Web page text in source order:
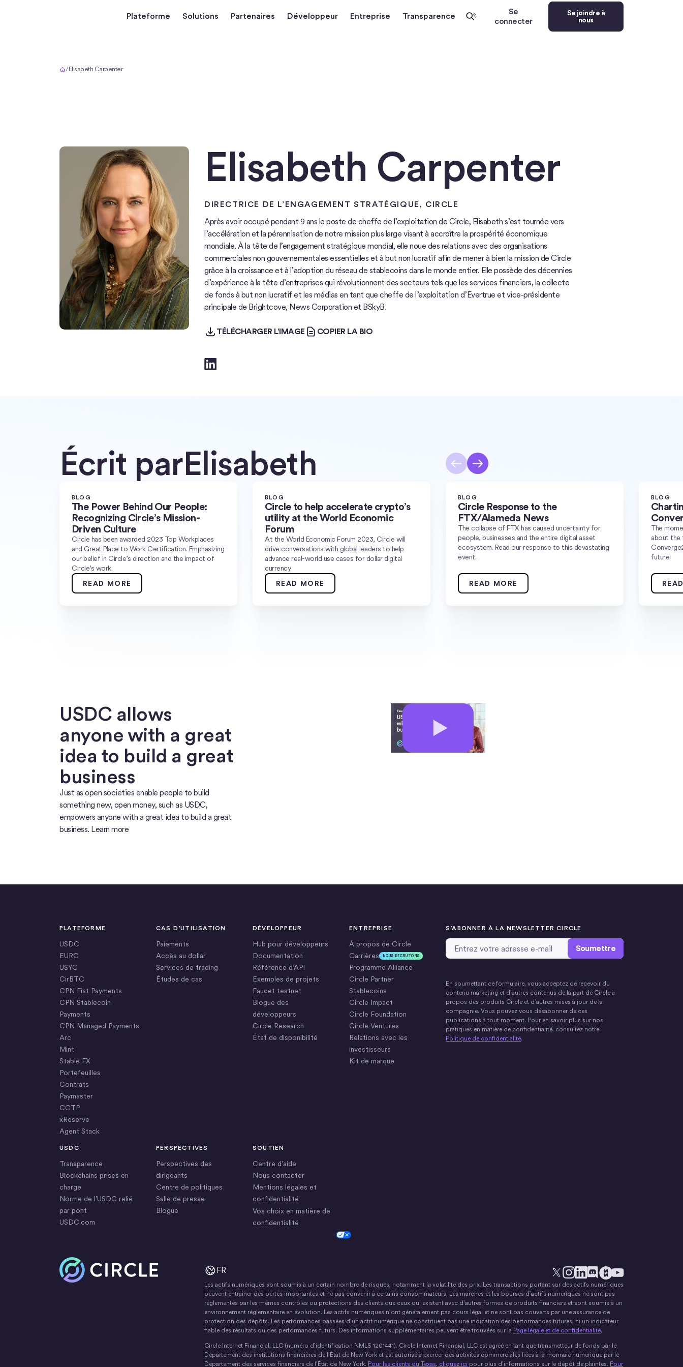
Plateforme Solutions Partenaires Développeur Entreprise Transparence
Se
connecter
Se joindre à
nous
/Elisabeth Carpenter
Elisabeth Carpenter
DIRECTRICE DE L’ENGAGEMENT STRATÉGIQUE, CIRCLE
Après avoir occupé pendant 9 ans le poste de cheffe de l’exploitation de Circle, Elisabeth s’est tournée vers
l’accélération et la pérennisation de notre mission plus large visant à accroître la prospérité économique
mondiale. À la tête de l’engagement stratégique mondial, elle noue des relations avec des organisations
commerciales non gouvernementales essentielles et à but non lucratif afin de mener à bien la mission de Circle
grâce à la croissance et à l’adoption du réseau de stablecoins dans le monde entier. Elle possède des décennies
d’expérience à la tête d’entreprises qui révolutionnent des secteurs tels que les services financiers, la collecte
de fonds à but non lucratif et les médias en tant que cheffe de l’exploitation d’Evertrue et vice-présidente
principale de Brightcove, News Corporation et BSkyB.
TÉLÉCHARGER L’IMAGE
TÉLÉCHARGER L’IMAGE
COPIER LA BIO
COPIER LA BIO
Écrit parElisabeth
BLOG
The Power Behind Our People:
Recognizing Circle’s Mission-
Driven Culture
Circle has been awarded 2023 Top Workplaces
and Great Place to Work Certification. Emphasizing
our belief in Circle’s direction and the impact of
Circle’s work.
READ MORE
BLOG
Circle to help accelerate crypto’s
utility at the World Economic
Forum
At the World Economic Forum 2023, Circle will
drive conversations with global leaders to help
advance real-world use cases for dollar digital
currency.
READ MORE
BLOG
Circle Response to the
FTX/Alameda News
The collapse of FTX has caused uncertainty for
people, businesses and the entire digital asset
ecosystem. Read our response to this devastating
event.
READ MORE
BLOG
The
about the
future.
USDC allows
anyone with a great
idea to build a great
business
Just as open societies enable people to build
something new, open money, such as USDC,
empowers anyone with a great idea to build a great
business. Learn more
Accueil
PLATEFORME
USDC
EURC
USYC
CirBTC
CPN Fiat Payments
CPN Stablecoin
Payments
CPN Managed Payments
Arc
Mint
Stable FX
Portefeuilles
Contrats
Paymaster
CCTP
xReserve
Agent Stack
CAS D’UTILISATION
Paiements
Accès au dollar
Services de trading
Études de cas
DÉVELOPPEUR
Hub pour développeurs
Documentation
Référence d’API
Exemples de projets
Faucet testnet
Blogue des
développeurs
Circle Research
État de disponibilité
ENTREPRISE
À propos de Circle
Carrières
NOUS RECRUTONS
Programme Alliance
Circle Partner
Stablecoins
Circle Impact
Circle Foundation
Circle Ventures
Relations avec les
investisseurs
Kit de marque
USDC
Transparence
Blockchains prises en
charge
Norme de l’USDC relié
par pont
USDC.com
PERSPECTIVES
Perspectives des
dirigeants
Centre de politiques
Salle de presse
Blogue
SOUTIEN
Centre d’aide
Nous contacter
Mentions légales et
confidentialité
Vos choix en matière de
confidentialité
S’ABONNER À LA NEWSLETTER CIRCLE
Adresse email *
En soumettant ce formulaire, vous acceptez de recevoir du
contenu marketing et d’autres contenus de la part de Circle à
propos des produits Circle et d’autres mises à jour de la
compagnie. Vous pouvez vous désabonner de ces
publications à tout moment. Pour en savoir plus sur nos
pratiques en matière de confidentialité, consultez notre
Politique de confidentialité.
FR
X
Instagram
LinkedIn
Discorde
Le mouvement
YouTube
Les actifs numériques sont soumis à un certain nombre de risques, notamment la volatilité des prix. Les transactions portant sur des actifs numériques
peuvent entraîner des pertes importantes et ne pas convenir à certains consommateurs. Les marchés et les bourses d’actifs numériques ne sont pas
réglementés par les mêmes contrôles ou protections des clients que ceux qui existent avec d’autres formes de produits financiers et sont soumis à un
environnement réglementaire en évolution. Les actifs numériques n’ont généralement pas cours légal et ne sont pas couverts par une assurance de
protection des dépôts. Les performances passées d’un actif numérique ne constituent pas une indication des performances futures, ni un indicateur
fiable des résultats ou des performances futurs. Des informations supplémentaires peuvent être trouvées sur la Page légale et de confidentialité.
Circle Internet Financial, LLC (numéro d’identification NMLS 1201441). Circle Internet Financial, LLC est agréé en tant que transmetteur de fonds par le
Département des institutions financières de l’État de New York et est autorisé à exercer des activités commerciales liées à la monnaie numérique par le
Département des services financiers de l’État de New York. Pour les clients du Texas, cliquez ici pour plus d’informations sur le dépôt de plaintes. Pour